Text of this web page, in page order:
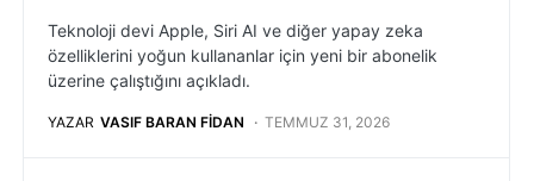
Teknoloji devi Apple, Siri AI ve diğer yapay zeka
özelliklerini yoğun kullananlar için yeni bir abonelik
üzerine çalıştığını açıkladı.
YAZAR VASIF BARAN FIDAN TEMMUZ 31, 2026